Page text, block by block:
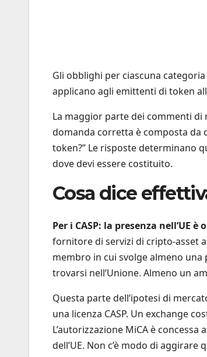
Gli obblighi per ciascuna
applicano agli emittenti di token
La maggior parte dei commenti di
domanda corretta è composta da
token?” Le risposte determinano
dove devi essere costituito.
Cosa dice
Per i CASP: la presenza nell’UE
fornitore di servizi di cripto-asset
membro in cui svolge almeno
trovarsi nell’Unione. Almeno un
Questa parte dell’ipotesi di
una licenza CASP. Un exchange
L’autorizzazione MiCA è
dell’UE. Non c’è modo di